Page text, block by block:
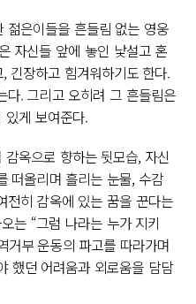
젊은이들을 흔들림 없는 영웅
자신들 앞에 놓인 낯설고 혼
긴장하고 힘겨워하기도 한다.
다. 그리고 오히려 그 흔들림은
있게 보여준다.
옥으로 향하는 뒷모습, 자신
떠올리며 흘리는 눈물, 수감
전히 감옥에 있는 꿈을 꾼다는
는 “그럼 나라는 누가 지키
거부 운동의 파고를 따라가며
했던 어려움과 외로움을 담담